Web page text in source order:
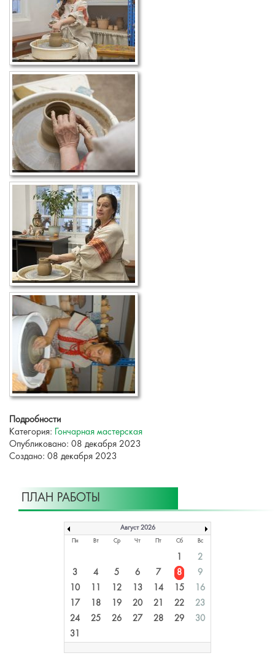
Подробности
Категория:
Гончарная мастерская
Опубликовано: 08 декабря 2023
Создано: 08 декабря 2023
ПЛАН РАБОТЫ
Август 2026
Пн Вт Ср Чт Пт Сб Вс
1
2
3
4 5 6 7 8
9
10
11 12 13 14 15
16
17
18 19 20 21 22
23
24
25 26 27 28 29
30
31